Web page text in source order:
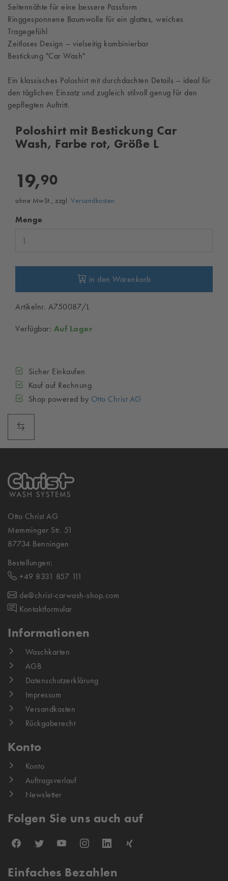
Seitennähte für eine bessere Passform
Ringgesponnene Baumwolle für ein glattes, weiches
Tragegefühl
Zeitloses Design – vielseitig kombinierbar
Bestickung "Car Wash"
Ein klassisches Poloshirt mit durchdachten Details – ideal für
den täglichen Einsatz und zugleich stilvoll genug für den
gepflegten Auftritt.
Poloshirt mit Bestickung Car
Wash, Farbe rot, Größe L
19,90
ohne MwSt., zzgl. Versandkosten
Menge
in den Warenkorb
Artikelnr. A750087/L
Verfügbar: Auf Lager
Sicher Einkaufen
Kauf auf Rechnung
Shop powered by Otto Christ AG
Otto Christ AG
Memminger Str. 51
87734 Benningen
Bestellungen:
+49 8331 857 111
de@christ-carwash-shop.com
Kontaktformular
Informationen
Waschkarten
AGB
Datenschutzerklärung
Impressum
Versandkosten
Rückgaberecht
Konto
Konto
Auftragsverlauf
Newsletter
Folgen Sie uns auch auf
Einfaches Bezahlen